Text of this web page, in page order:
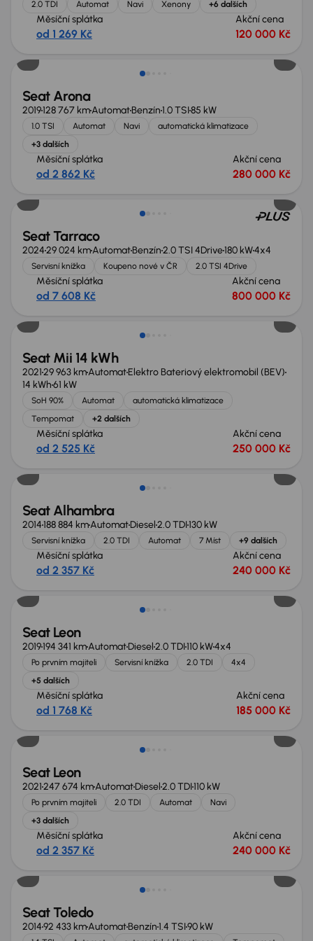
2.0 TDI Automat Navi Xenony +6 dalších
Měsíční splátka
od 1 269 Kč
Akční cena
120 000 Kč
Zlevněno o 10 000 Kč
Seat Arona
2019128 767 kmAutomatBenzín1.0 TSI85 kW
1.0 TSI Automat Navi
automatická klimatizace
+3 dalších
Měsíční splátka
od 2 862 Kč
Akční cena
280 000 Kč
Zlevněno o 70 000 Kč
Seat Tarraco
202429 024 kmAutomatBenzín2.0 TSI 4Drive180 kW4x4
Servisní knížka Koupeno nové v ČR 2.0 TSI 4Drive
Měsíční splátka
od 7 608 Kč
Akční cena
800 000 Kč
Možnost odpočtu DPH
Seat Mii 14 kWh
202129 963 kmAutomatElektro Bateriový elektromobil (BEV)
14 kWh61 kW
SoH 90% Automat
automatická klimatizace
Tempomat
+2 dalších
Měsíční splátka
od 2 525 Kč
Akční cena
250 000 Kč
Seat Alhambra
2014188 884 kmAutomatDiesel2.0 TDI130 kW
Servisní knížka 2.0 TDI Automat 7 Míst +9 dalších
Měsíční splátka
od 2 357 Kč
Akční cena
240 000 Kč
Seat Leon
2019194 341 kmAutomatDiesel2.0 TDI110 kW4x4
Po prvním majiteli Servisní knížka 2.0 TDI
4x4
+5 dalších
Měsíční splátka
od 1 768 Kč
Akční cena
185 000 Kč
Seat Leon
2021247 674 kmAutomatDiesel2.0 TDI110 kW
Po prvním majiteli 2.0 TDI Automat
Navi
+3 dalších
Měsíční splátka
od 2 357 Kč
Akční cena
240 000 Kč
Seat Toledo
201492 433 kmAutomatBenzín1.4 TSI90 kW